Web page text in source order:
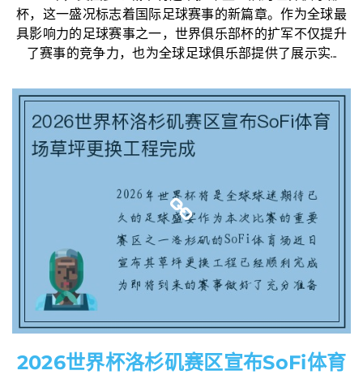
杯，这一盛况标志着国际足球赛事的新篇章。作为全球最
具影响力的足球赛事之一，世界俱乐部杯的扩军不仅提升
了赛事的竞争力，也为全球足球俱乐部提供了展示实...
2026世界杯洛杉矶赛区宣布SoFi体育